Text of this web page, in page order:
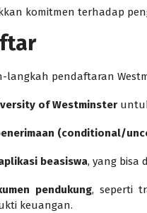
komitmen terhadap
pendaftaran
of Westminster
(conditional/
beasiswa, yang bisa
pendukung, seperti
keuangan.